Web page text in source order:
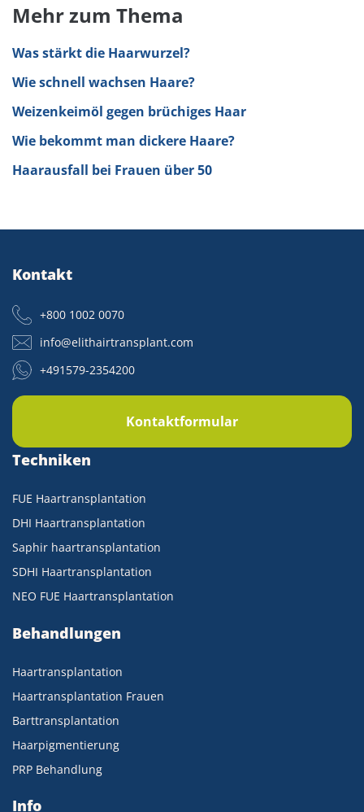
Mehr zum Thema
Was stärkt die Haarwurzel?
Wie schnell wachsen Haare?
Weizenkeimöl gegen brüchiges Haar
Wie bekommt man dickere Haare?
Haarausfall bei Frauen über 50
Kontakt
+800 1002 0070
info@elithairtransplant.com
+491579-2354200
Kontaktformular
Techniken
FUE Haartransplantation
DHI Haartransplantation
Saphir haartransplantation
SDHI Haartransplantation
NEO FUE Haartransplantation
Behandlungen
Haartransplantation
Haartransplantation Frauen
Barttransplantation
Haarpigmentierung
PRP Behandlung
Info